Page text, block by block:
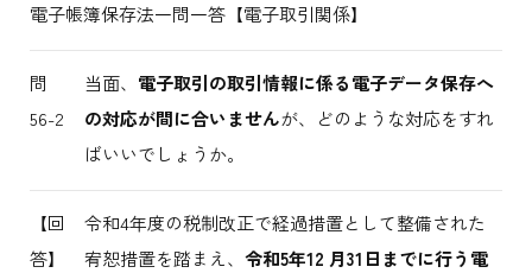
電子帳簿保存法一問一答【電子取引関係】
問
56-2
当面、 電子取引の取引情報に係る電子データ保存へ
の対応が間に合いませんが、どのような対応をすれ
ばいいでしょうか。
【回
答】
令和4年度の税制改正で経過措置として整備された
宥恕措置を踏まえ、 令和5年12 月31日までに行う電